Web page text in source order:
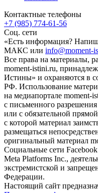
Контактные телефоны
+7 (985) 774-61-56
Соц. сети
«Есть информация?
МАКС или info@moment-
Все права на материалы,
moment-istini.ru,
Истины» и охраняются в
РФ. Использование
на медиапортале moment-
с письменного
или с обязательной
с которой материал
размещаться
оригинальный материал
Социальные сети
Meta Platforms Inc.,
экстремистской и
Федерации.
Настоящий сайт